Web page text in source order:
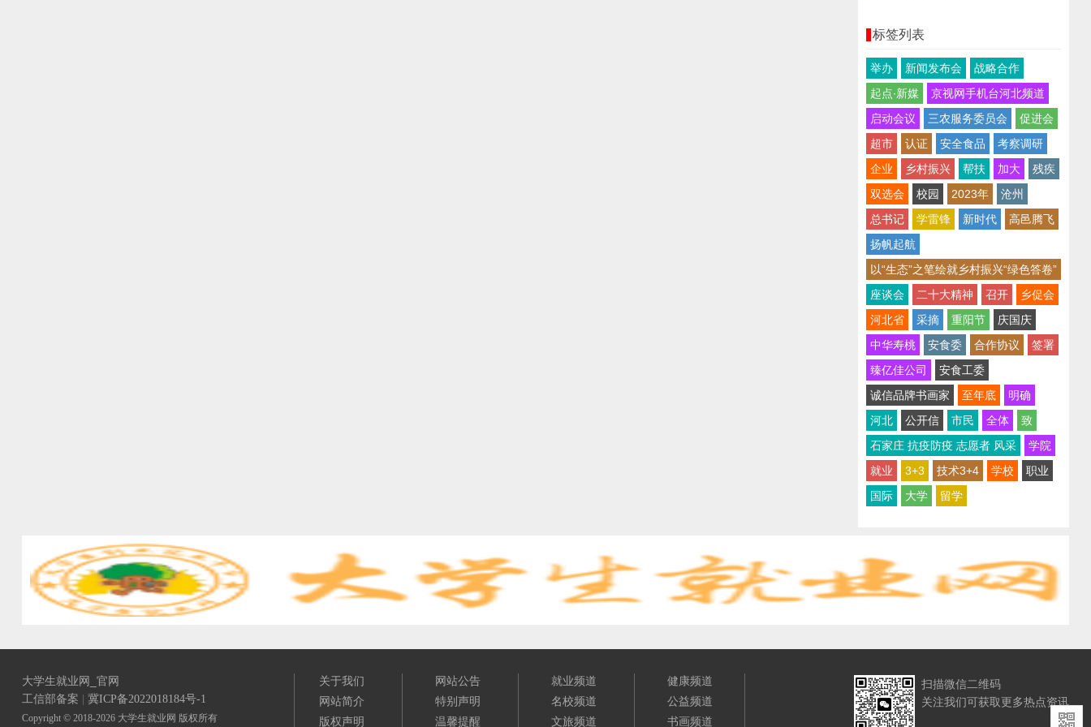
标签列表
举办 新闻发布会
战略合作
起点∙新媒
京视网手机台河北频道
启动会议
三农服务委员会
促进会
超市
认证 安全食品
考察调研
企业
乡村振兴 帮扶 加大
残疾
双选会
校园 2023年
沧州
总书记
学雷锋 新时代
高邑腾飞
扬帆起航
以“生态”之笔绘就乡村振兴“绿色答卷”
座谈会
二十大精神 召开
乡促会
河北省
采摘 重阳节
庆国庆
中华寿桃
安食委 合作协议
签署
臻亿佳公司
安食工委
诚信品牌书画家
至年底
明确
河北
公开信 市民 全体
致
石家庄 抗疫防疫 志愿者 风采
学院
就业
3+3 技术3+4 学校
职业
国际
大学 留学
大学生就业网_官网
工信部备案 冀ICP备2022018184号-1
Copyright © 2018-2026 大学生就业网 版权所有
关于我们
网站简介
版权声明
网站公告
特别声明
温馨提醒
就业频道
名校频道
文旅频道
健康频道
公益频道
书画频道
扫描微信二维码
关注我们可获取更多热点资讯